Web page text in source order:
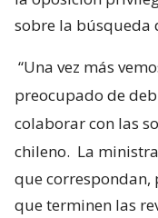
sobre la búsqueda
“Una vez más
preocupado de
colaborar con las
chileno. La
que correspondan,
que terminen las